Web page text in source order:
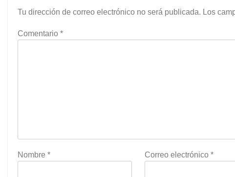
Tu dirección de correo electrónico no será publicada. Los
Comentario *
Nombre * Correo electrónico*